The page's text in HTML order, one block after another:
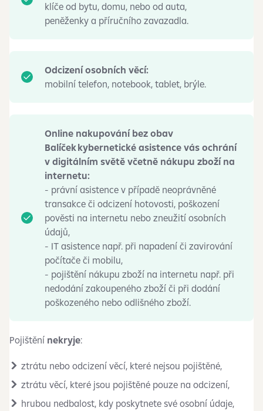
klíče od bytu, domu, nebo od auta,
peněženky a příručního zavazadla.
Odcizení osobních věcí:
mobilní telefon, notebook, tablet, brýle.
Online nakupování bez obav
Balíček kybernetické asistence vás ochrání
v digitálním světě včetně nákupu zboží na
internetu:
- právní asistence v případě neoprávněné
transakce či odcizení hotovosti, poškození
pověsti na internetu nebo zneužití osobních
údajů,
- IT asistence např. při napadení či zavirování
počítače či mobilu,
- pojištění nákupu zboží na internetu např. při
nedodání zakoupeného zboží či při dodání
poškozeného nebo odlišného zboží.
Pojištění nekryje:
ztrátu nebo odcizení věcí, které nejsou pojištěné,
ztrátu věcí, které jsou pojištěné pouze na odcizení,
hrubou nedbalost, kdy poskytnete své osobní údaje,